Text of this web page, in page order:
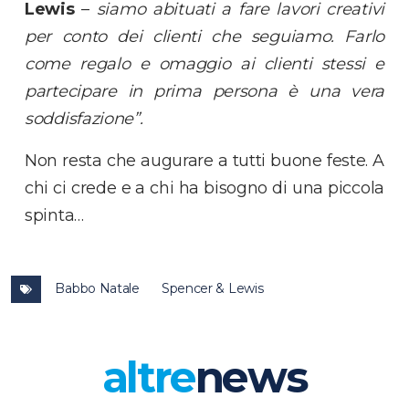
Lewis– siamo abituati a fare lavori creativi
per conto dei clienti che seguiamo. Farlo
come regalo e omaggio ai clienti stessi e
partecipare in prima persona è una vera
soddisfazione”.
Non resta che augurare a tutti buone feste. A
chi ci crede e a chi ha bisogno di una piccola
spinta…
Babbo Natale Spencer & Lewis
altrenews